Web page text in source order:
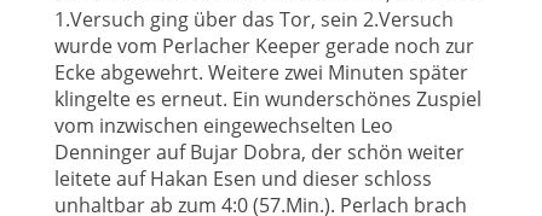
1.Versuch ging über das Tor, sein 2.Versuch
wurde vom Perlacher Keeper gerade noch zur
Ecke abgewehrt. Weitere zwei Minuten später
klingelte es erneut. Ein wunderschönes Zuspiel
vom inzwischen eingewechselten Leo
Denninger auf Bujar Dobra, der schön weiter
leitete auf Hakan Esen und dieser schloss
unhaltbar ab zum 4:0 (57.Min.). Perlach brach